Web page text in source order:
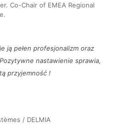
Co-Chair of EMEA Regional
ją pełen profesjonalizm oraz
nastawienie sprawia,
przyjemność !
/ DELMIA